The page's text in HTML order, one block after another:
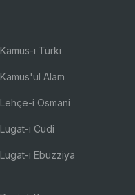
Kamus-ı Türki
Kamus'ul Alam
Lehçe-i Osmani
Lugat-ı Cudi
Lugat-ı Ebuzziya